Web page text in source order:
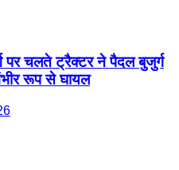
पर चलते ट्रैक्टर ने पैदल बुजुर्ग
रूप से घायल